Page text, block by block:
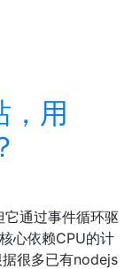
，用
通过事件循环驱
心依赖CPU的计
很多已有nodejs